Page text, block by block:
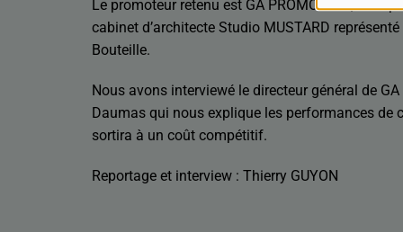
Le promoteur retenu est GA PROMOTION,
cabinet d’architecte Studio MUSTARD
Bouteille.
Nous avons interviewé le directeur général de
Daumas qui nous explique les performances de
sortira à un coût compétitif.
Reportage et interview : Thierry GUYON